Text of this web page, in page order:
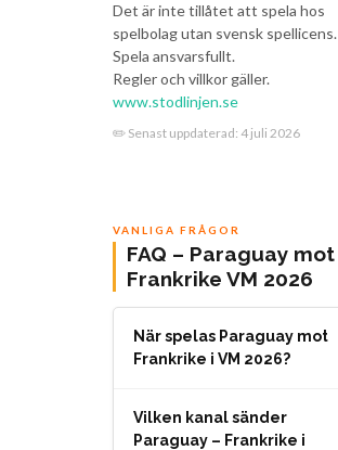
Det är inte tillåtet att spela hos
spelbolag utan svensk spellicens.
Spela ansvarsfullt.
Regler och villkor gäller.
www.stodlinjen.se
✏️ Senast uppdaterad: 4 juli 2026
VANLIGA FRÅGOR
FAQ – Paraguay mot
Frankrike VM 2026
När spelas Paraguay mot
Frankrike i VM 2026?
Vilken kanal sänder
Paraguay – Frankrike i